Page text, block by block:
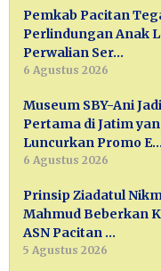
Pemkab Pacitan
Perlindungan Anak
Perwalian Ser…
6 Agustus 2026
Museum SBY-Ani
Pertama di Jatim
Luncurkan Promo E…
6 Agustus 2026
Prinsip Ziadatul
Mahmud Beberkan
ASN Pacitan …
5 Agustus 2026